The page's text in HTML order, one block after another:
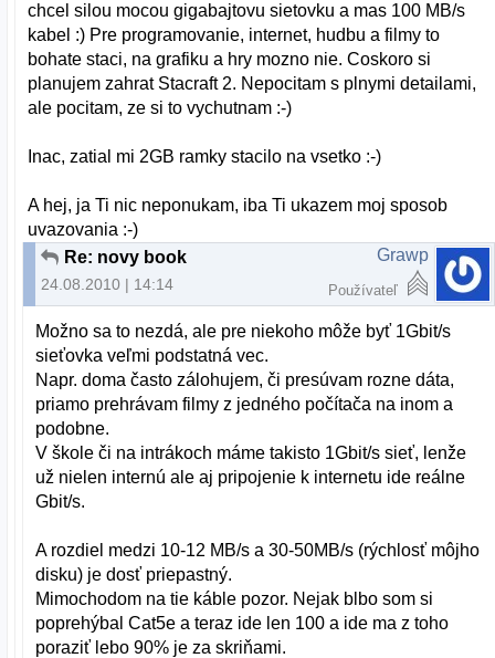
chcel silou mocou gigabajtovu sietovku a mas 100 MB/s
kabel :) Pre programovanie, internet, hudbu a filmy to
bohate staci, na grafiku a hry mozno nie. Coskoro si
planujem zahrat Stacraft 2. Nepocitam s plnymi detailami,
ale pocitam, ze si to vychutnam :-)
Inac, zatial mi 2GB ramky stacilo na vsetko :-)
A hej, ja Ti nic neponukam, iba Ti ukazem moj sposob
uvazovania :-)
Re: novy book
24.08.2010 | 14:14
Grawp
Používateľ
Možno sa to nezdá, ale pre niekoho môže byť 1Gbit/s
sieťovka veľmi podstatná vec.
Napr. doma často zálohujem, či presúvam rozne dáta,
priamo prehrávam filmy z jedného počítača na inom a
podobne.
V škole či na intrákoch máme takisto 1Gbit/s sieť, lenže
už nielen internú ale aj pripojenie k internetu ide reálne
Gbit/s.
A rozdiel medzi 10-12 MB/s a 30-50MB/s (rýchlosť môjho
disku) je dosť priepastný.
Mimochodom na tie káble pozor. Nejak blbo som si
poprehýbal Cat5e a teraz ide len 100 a ide ma z toho
poraziť lebo 90% je za skriňami.